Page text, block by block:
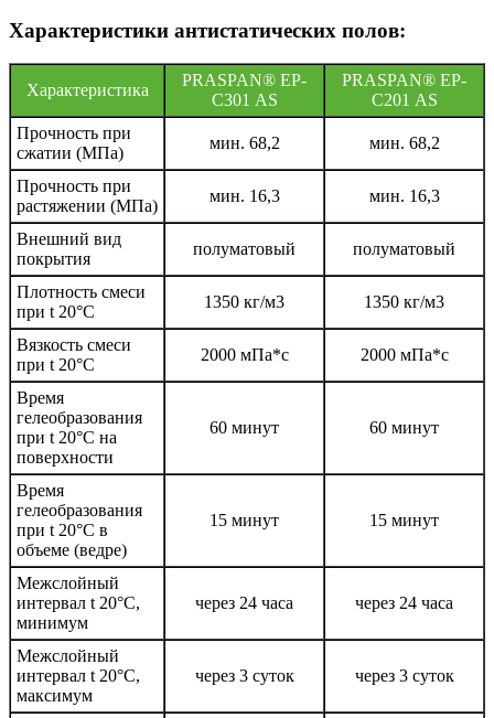
Характеристики антистатических полов:
Характеристика
PRASPAN® EP-
С301 AS
PRASPAN® EP-
С201 AS
Прочность при
сжатии (МПа)
мин. 68,2 мин. 68,2
Прочность при
растяжении (МПа)
мин. 16,3 мин. 16,3
Внешний вид
покрытия
полуматовый полуматовый
Плотность смеси
при t 20°C
1350 кг/м3 1350 кг/м3
Вязкость смеси
при t 20°С
2000 мПа*с 2000 мПа*с
Время
гелеобразования
при t 20°C на
поверхности
60 минут 60 минут
Время
гелеобразования
при t 20°C в
объеме (ведре)
15 минут 15 минут
Межслойный
интервал t 20°С,
минимум
через 24 часа через 24 часа
Межслойный
интервал t 20°С,
максимум
через 3 суток через 3 суток